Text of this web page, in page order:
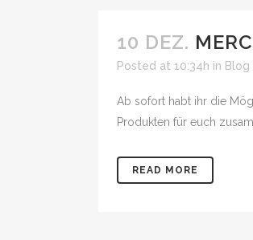
10 DEZ.
Posted at 10:34h in Blog
Ab sofort habt ihr die
Produkten für euch
READ MORE